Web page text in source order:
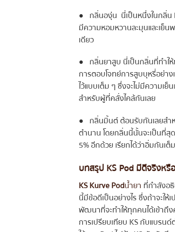
● กลิ่นองุ่น นี่เป็นหนึ่งในกลิ่น
มีความหอมหวานละมุนและเย็
เดียว
● กลิ่นยาสูบ นี่เป็นกลิ่นที่ทำใ
การตอบโจทย์การสูบบุหรี่อย่า
ไว้แบบเต็ม ๆ ซึ่งจะไม่มีความเ
สำหรับผู้ที่คลั่งไคล้กันเลย
● กลิ่นมิ้นต์ ต้อนรับกันเลยสำ
ตำนาน โดยกลิ่นนี้นั้นจะเป็นที่สุ
5% อีกด้วย เรียกได้ว่าอิ่มกันเ
บทสรุป KS Pod มีดีจริงหรื
KS Kurve Podน้ำยา ที่กำลังอ
นี้มีข้อดีเป็นอย่างไร ซึ่งถ้าจะใ
พัฒนาที่จะทำให้ทุกคนได้เข้าถึ
การเปรียบเทียบ KS กับแบรน